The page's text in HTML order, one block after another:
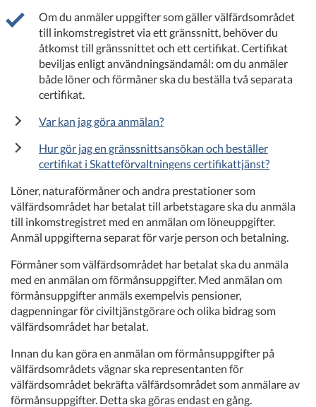
Om du anmäler uppgifter som gäller välfärdsområdet
till inkomstregistret via ett gränssnitt, behöver du
åtkomst till gränssnittet och ett certifikat. Certifikat
beviljas enligt användningsändamål: om du anmäler
både löner och förmåner ska du beställa två separata
certifikat.
Var kan jag göra anmälan?
Hur gör jag en gränssnittsansökan och beställer
certifikat i Skatteförvaltningens certifikattjänst?
Löner, naturaförmåner och andra prestationer som
välfärdsområdet har betalat till arbetstagare ska du anmäla
till inkomstregistret med en anmälan om löneuppgifter.
Anmäl uppgifterna separat för varje person och betalning.
Förmåner som välfärdsområdet har betalat ska du anmäla
med en anmälan om förmånsuppgifter. Med anmälan om
förmånsuppgifter anmäls exempelvis pensioner,
dagpenningar för civiltjänstgörare och olika bidrag som
välfärdsområdet har betalat.
Innan du kan göra en anmälan om förmånsuppgifter på
välfärdsområdets vägnar ska representanten för
välfärdsområdet bekräfta välfärdsområdet som anmälare av
förmånsuppgifter. Detta ska göras endast en gång.